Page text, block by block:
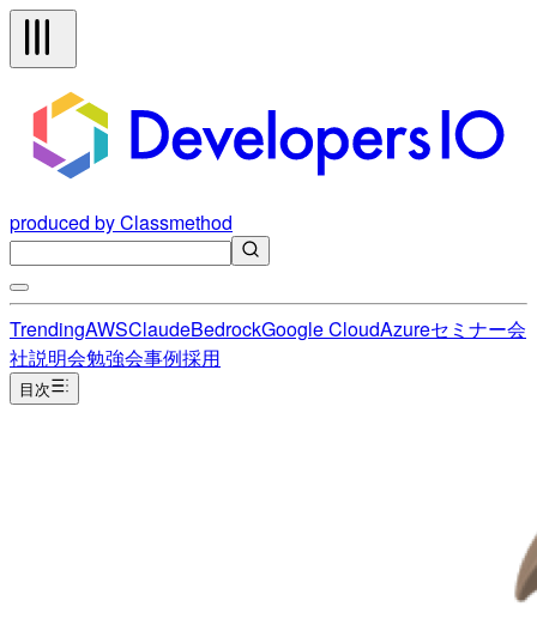
produced by Classmethod
TrendingAWSClaudeBedrockGoogle CloudAzureセミナー会
社説明会勉強会事例採用
目次